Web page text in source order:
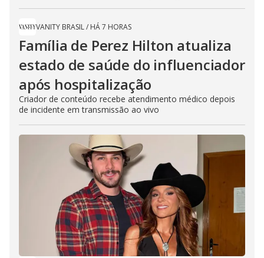
VANITY BRASIL/ HÁ 7 HORAS
Família de Perez Hilton atualiza
estado de saúde do influenciador
após hospitalização
Criador de conteúdo recebe atendimento médico depois
de incidente em transmissão ao vivo